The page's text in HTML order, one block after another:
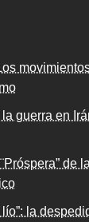
guerra en
de
la